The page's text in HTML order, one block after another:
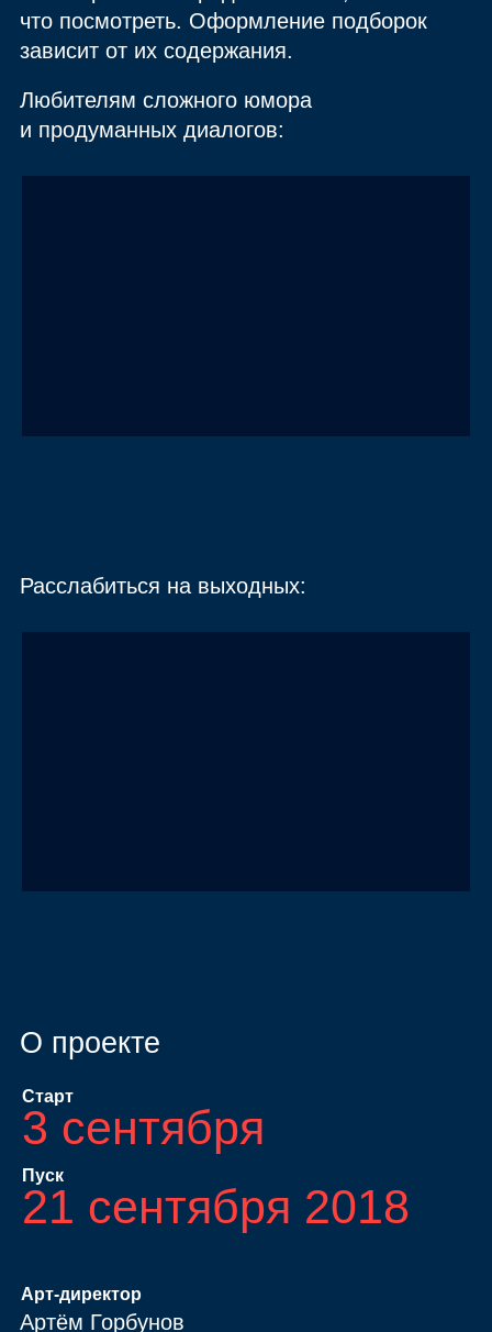
что посмотреть. Оформление подборок
зависит от их содержания.
Любителям сложного юмора
и продуманных диалогов:
Расслабиться на выходных:
О проекте
Старт
3 сентября
Пуск
21 сентября 2018
Арт‑директор
Артём Горбунов